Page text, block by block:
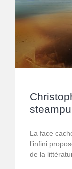
La face
l’infini
de la